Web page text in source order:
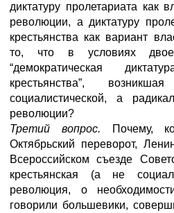
диктатуру пролетариата как
революции, а диктатуру
крестьянства как вариант
то, что в условиях
“демократическая
крестьянства”,
социалистической, а
революции?
Третий вопрос.
Почему,
Октябрьский переворот,
Всероссийском съезде
крестьянская (а не
революция, о
говорили большевики,